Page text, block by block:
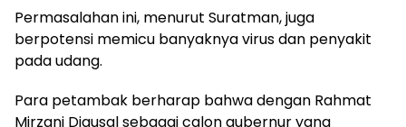
Permasalahan ini, menurut Suratman, juga
berpotensi memicu banyaknya virus dan penyakit
pada udang.
Para petambak berharap bahwa dengan Rahmat
Mirzani Djausal sebagai calon gubernur yang